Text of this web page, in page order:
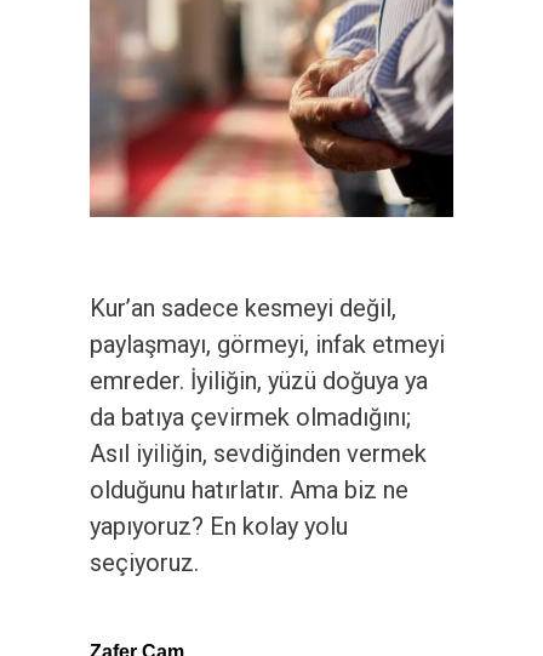
Kur’an sadece kesmeyi değil,
paylaşmayı, görmeyi, infak etmeyi
emreder. İyiliğin, yüzü doğuya ya
da batıya çevirmek olmadığını;
Asıl iyiliğin, sevdiğinden vermek
olduğunu hatırlatır. Ama biz ne
yapıyoruz? En kolay yolu
seçiyoruz.